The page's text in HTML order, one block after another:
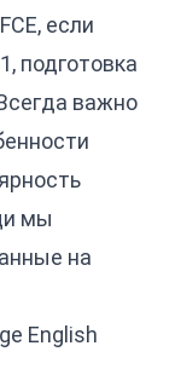
если
подготовка
важно
мы
на
English